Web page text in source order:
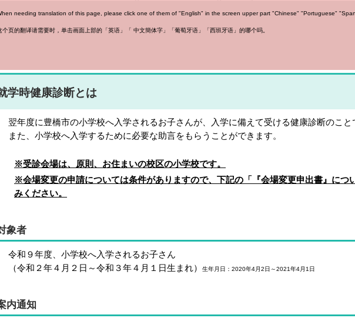
needing translation of this page, please click one of them of "English" in the screen upper part "Chinese" "Portuguese"
页的翻译请需要时，单击画面上部的「英语」「 中文簡体字 」「葡萄牙语」「西班牙语」的哪个吗。
学時健康診断とは
度に豊橋市の小学校へ入学されるお子さんが、入学に備えて受ける健康診断のこと
、小学校へ入学するために必要な助言をもらうことができます。
※受診会場は、原則、お住まいの校区の小学校です。
※会場変更の申請については条件がありますので、下記の「『会場変更申出書』につ
みください。
象者
９年度、小学校へ入学されるお子さん
和２年４月２日～令和３年４月１日生まれ）
生年月日：2020年4月2日～2021年4月1日
内通知